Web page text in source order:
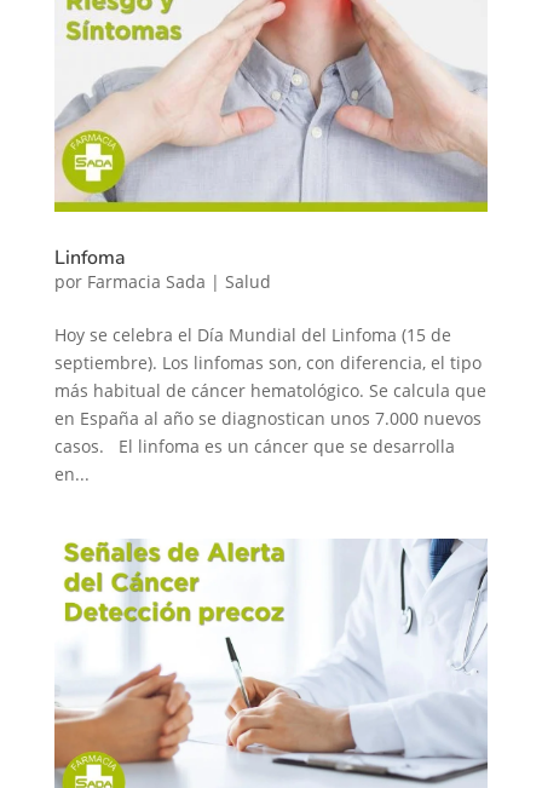
Linfoma
por Farmacia Sada | Salud
Hoy se celebra el Día Mundial del Linfoma (15 de
septiembre). Los linfomas son, con diferencia, el tipo
más habitual de cáncer hematológico. Se calcula que
en España al año se diagnostican unos 7.000 nuevos
casos. El linfoma es un cáncer que se desarrolla
en...